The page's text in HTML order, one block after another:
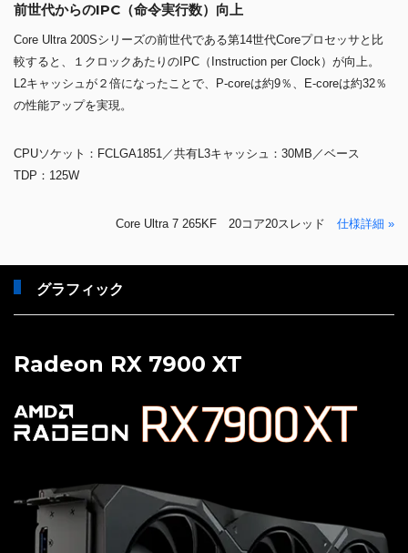
前世代からのIPC（命令実行数）向上
Core Ultra 200Sシリーズの前世代である第14世代Coreプロセッサと比
較すると、１クロックあたりのIPC（Instruction per Clock）が向上。
L2キャッシュが２倍になったことで、P-coreは約9％、E-coreは約32％
の性能アップを実現。
CPUソケット：FCLGA1851／共有L3キャッシュ：30MB／ベース
TDP：125W
Core Ultra 7 265KF 20コア20スレッド 仕様詳細 »
グラフィック
Radeon RX 7900 XT